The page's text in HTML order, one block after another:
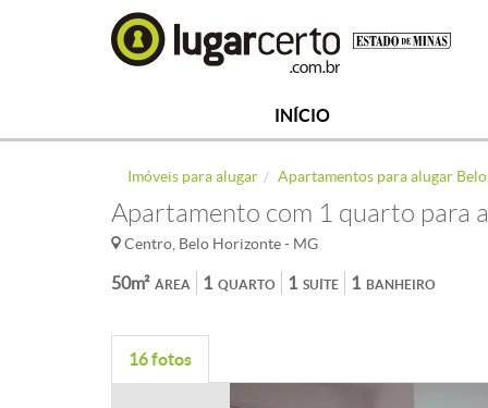
INÍCIO
Imóveis para alugar Apartamentos para alugar
Apartamento com 1 quarto para
Centro, Belo Horizonte - MG
ÁREA
50m² QUARTO
1 SUÍTE
1 BANHEIRO
1
16 fotos